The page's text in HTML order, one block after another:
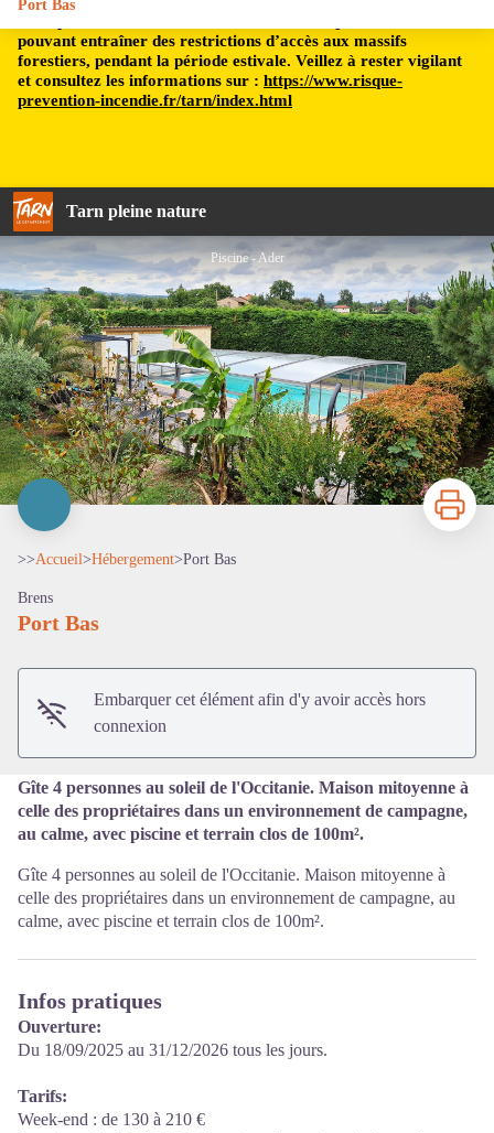
pouvant entraîner des restrictions d’accès aux massifs
forestiers, pendant la période estivale. Veillez à rester vigilant
et consultez les informations sur : https://www.risque-
prevention-incendie.fr/tarn/index.html
Tarn pleine nature
Port Bas
Piscine - Ader
Imprimer
>>Accueil>Hébergement>Port Bas
Brens
Port Bas
Embarquer cet élément afin d'y avoir accès hors
connexion
Gîte 4 personnes au soleil de l'Occitanie. Maison mitoyenne à
celle des propriétaires dans un environnement de campagne,
au calme, avec piscine et terrain clos de 100m².
Gîte 4 personnes au soleil de l'Occitanie. Maison mitoyenne à
celle des propriétaires dans un environnement de campagne, au
calme, avec piscine et terrain clos de 100m².
Infos pratiques
Ouverture:
Du 18/09/2025 au 31/12/2026 tous les jours.
Tarifs:
Week-end : de 130 à 210 €